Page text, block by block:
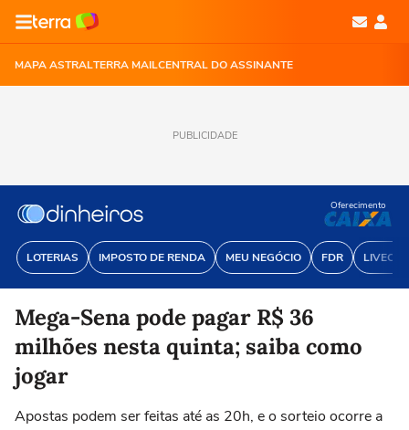
MAPA ASTRALTERRA MAILCENTRAL DO ASSINANTE
PUBLICIDADE
LOTERIAS IMPOSTO DE RENDA MEU NEGÓCIO FDR
Oferecimento
Mega-Sena pode pagar R$ 36
milhões nesta quinta; saiba como
jogar
Apostas podem ser feitas até as 20h, e o sorteio ocorre a